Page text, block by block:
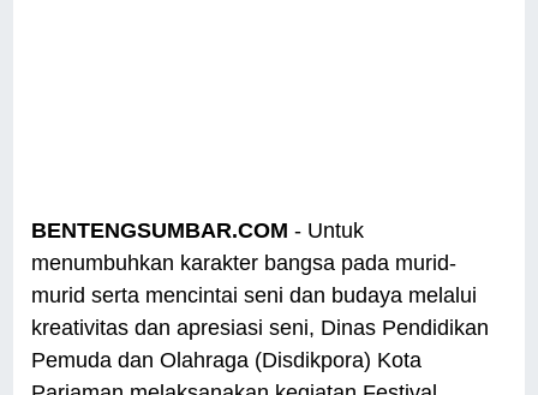
BENTENGSUMBAR.COM - Untuk
menumbuhkan karakter bangsa pada murid-
murid serta mencintai seni dan budaya melalui
kreativitas dan apresiasi seni, Dinas Pendidikan
Pemuda dan Olahraga (Disdikpora) Kota